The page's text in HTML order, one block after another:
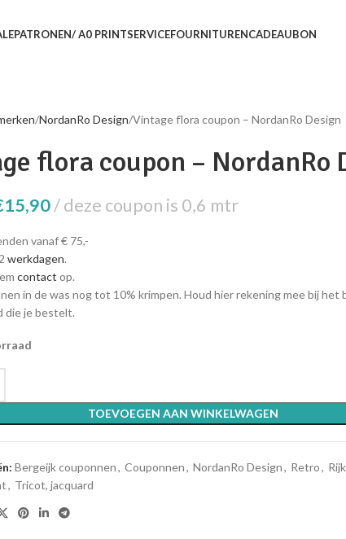
PATRONEN/ A0 PRINTSERVICEFOURNITURENCADEAUBON
NordanRo Design Vintage flora coupon – NordanRo Design
flora coupon – NordanRo
15,90 deze coupon is 0,6 mtr
vanaf € 75,-
werkdagen.
contact op.
in de was nog tot 10% krimpen. Houd hier rekening mee bij het
die je bestelt.
TOEVOEGEN AAN WINKELWAGEN
Bergeijk couponnen, Couponnen, NordanRo Design, Retro,
, Tricot, jacquard